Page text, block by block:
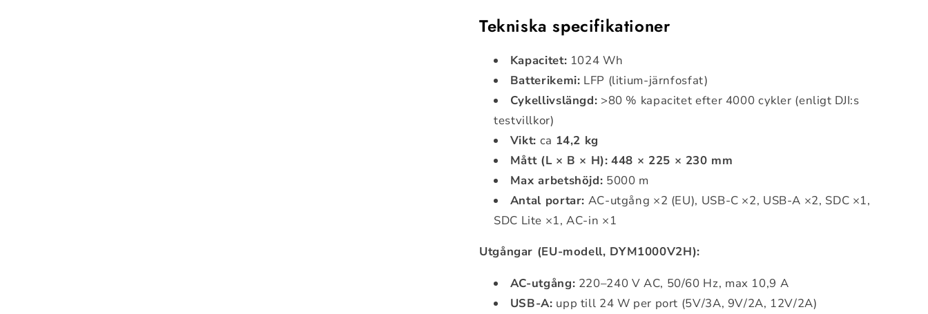
Tekniska specifikationer
Kapacitet: 1024 Wh
Batterikemi: LFP (litium-järnfosfat)
Cykellivslängd: >80 % kapacitet efter 4000 cykler (enligt DJI:s
testvillkor)
Vikt: ca 14,2 kg
Mått (L × B × H): 448 × 225 × 230 mm
Max arbetshöjd: 5000 m
Antal portar: AC-utgång ×2 (EU), USB-C ×2, USB-A ×2, SDC ×1,
SDC Lite ×1, AC-in ×1
Utgångar (EU-modell, DYM1000V2H):
AC-utgång: 220–240 V AC, 50/60 Hz, max 10,9 A
USB-A: upp till 24 W per port (5V/3A, 9V/2A, 12V/2A)